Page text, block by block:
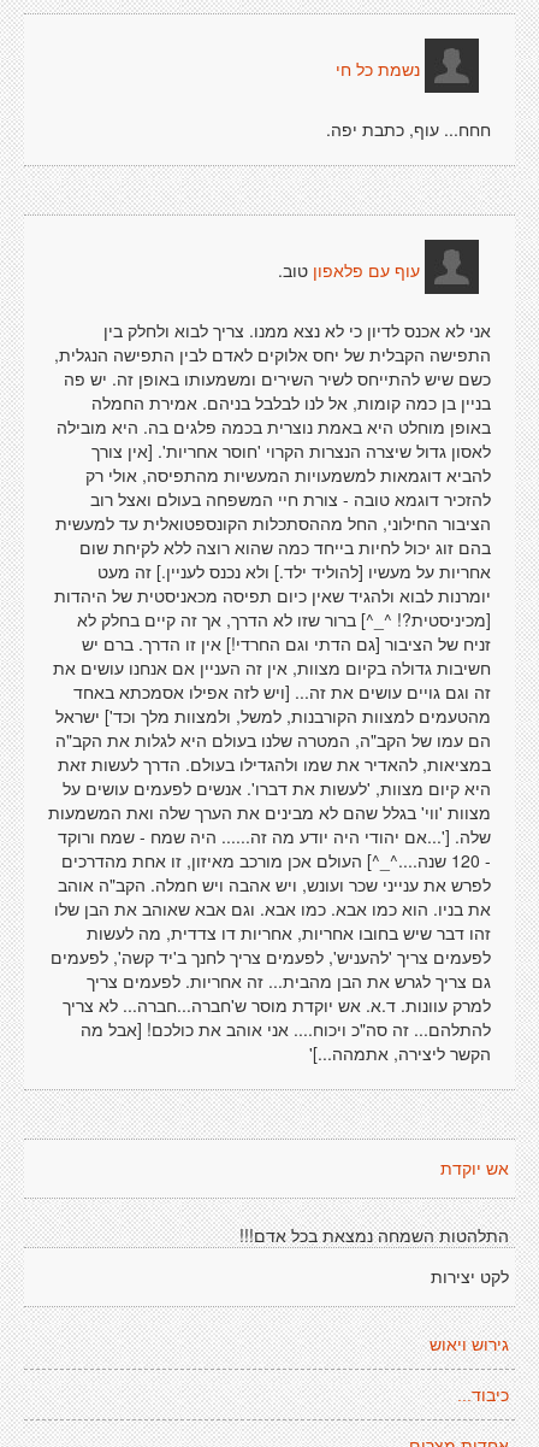
נשמת כל חי
חחח... עוף, כתבת יפה.
עוף עם פלאפון טוב.
אני לא אכנס לדיון כי לא נצא ממנו. צריך לבוא ולחלק בין
התפישה הקבלית של יחס אלוקים לאדם לבין התפישה הנגלית,
כשם שיש להתייחס לשיר השירים ומשמעותו באופן זה. יש פה
בניין בן כמה קומות, אל לנו לבלבל בניהם. אמירת החמלה
באופן מוחלט היא באמת נוצרית בכמה פלגים בה. היא מובילה
לאסון גדול שיצרה הנצרות הקרוי 'חוסר אחריות'. [אין צורך
להביא דוגמאות למשמעויות המעשיות מהתפיסה, אולי רק
להזכיר דוגמא טובה - צורת חיי המשפחה בעולם ואצל רוב
הציבור החילוני, החל מההסתכלות הקונספטואלית עד למעשית
בהם זוג יכול לחיות בייחד כמה שהוא רוצה ללא לקיחת שום
אחריות על מעשיו [להוליד ילד.] ולא נכנס לעניין.] זה מעט
יומרנות לבוא ולהגיד שאין כיום תפיסה מכאניסטית של היהדות
[מכיניסטית?! ^_^] ברור שזו לא הדרך, אך זה קיים בחלק לא
זניח של הציבור [גם הדתי וגם החרדי!] אין זו הדרך. ברם יש
חשיבות גדולה בקיום מצוות, אין זה העניין אם אנחנו עושים את
זה וגם גויים עושים את זה... [ויש לזה אפילו אסמכתא באחד
מהטעמים למצוות הקורבנות, למשל, ולמצוות מלך וכד'] ישראל
הם עמו של הקב"ה, המטרה שלנו בעולם היא לגלות את הקב"ה
במציאות, להאדיר את שמו ולהגדילו בעולם. הדרך לעשות זאת
היא קיום מצוות, 'לעשות את דברו'. אנשים לפעמים עושים על
מצוות 'ווי' בגלל שהם לא מבינים את הערך שלה ואת המשמעות
שלה. ['...אם יהודי היה יודע מה זה...... היה שמח - שמח ורוקד
- 120 שנה....^_^] העולם אכן מורכב מאיזון, זו אחת מהדרכים
לפרש את ענייני שכר ועונש, ויש אהבה ויש חמלה. הקב"ה אוהב
את בניו. הוא כמו אבא. כמו אבא. וגם אבא שאוהב את הבן שלו
זהו דבר שיש בחובו אחריות, אחריות דו צדדית, מה לעשות
לפעמים צריך 'להעניש', לפעמים צריך לחנך ב'יד קשה', לפעמים
גם צריך לגרש את הבן מהבית... זה אחריות. לפעמים צריך
למרק עוונות. ד.א. אש יוקדת מוסר ש'חברה...חברה... לא צריך
להתלהם... זה סה"כ ויכוח.... אני אוהב את כולכם! [אבל מה
הקשר ליצירה, אתמהה...]'
אש יוקדת
התלהטות השמחה נמצאת בכל אדם!!!
לקט יצירות
גירוש ויאוש
כיבוד...